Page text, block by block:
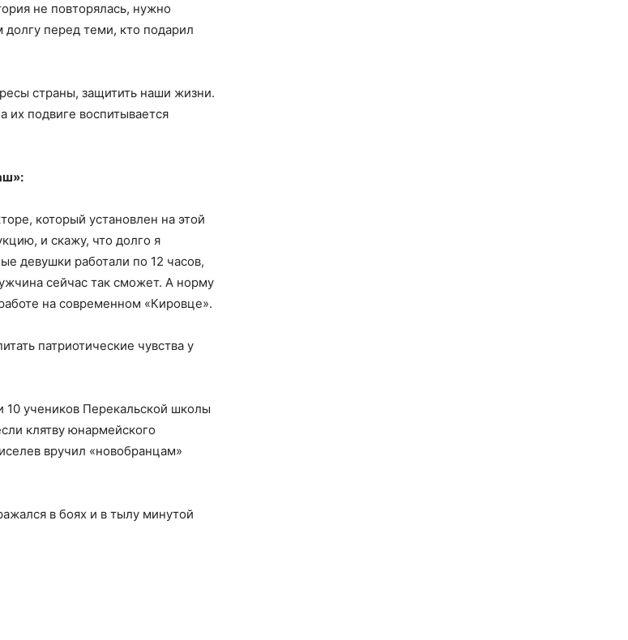
не повторялась, нужно
перед теми, кто подарил
страны, защитить наши жизни.
их подвиге воспитывается
который установлен на этой
и скажу, что долго я
девушки работали по 12 часов,
сейчас так сможет. А норму
на современном «Кировце».
патриотические чувства у
учеников Перекальской школы
клятву юнармейского
вручил «новобранцам»
в боях и в тылу минутой